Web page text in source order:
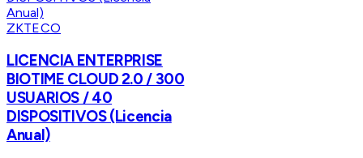
ZKTECO
LICENCIA ENTERPRISE
BIOTIME CLOUD 2.0 / 300
USUARIOS / 40
DISPOSITIVOS (Licencia
Anual)